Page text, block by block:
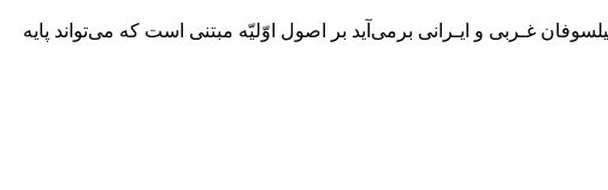
غـربی و ایـرانی برمی‌آید بر اصول‌ اوّلیّه مبتنی است که می‌تواند پایه